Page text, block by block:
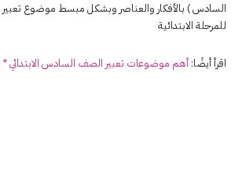
السادس ) بالأفكار والعناصر وبشكل مبسط موضوع تعبير
للمرحلة الابتدائية
اقرأ أيضًا: أهم موضوعات تعبير الصف السادس الابتدائي *